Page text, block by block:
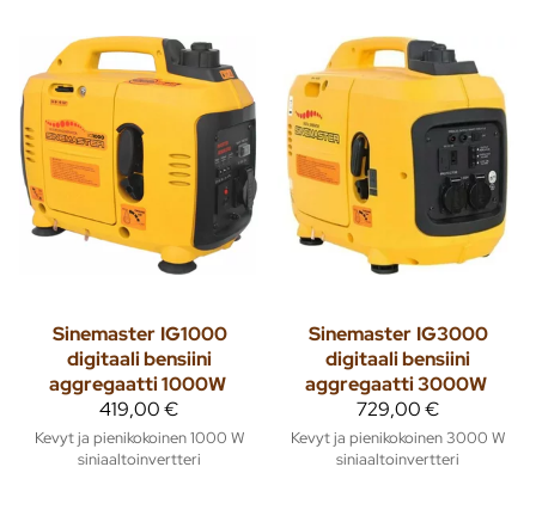
Sinemaster IG1000
digitaali bensiini
aggregaatti 1000W
419,00 €
Kevyt ja pienikokoinen 1000 W
siniaaltoinvertteri
Sinemaster IG3000
digitaali bensiini
aggregaatti 3000W
729,00 €
Kevyt ja pienikokoinen 3000 W
siniaaltoinvertteri